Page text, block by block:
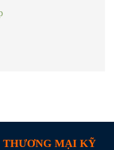
THƯƠNG MẠI KỸ